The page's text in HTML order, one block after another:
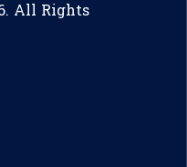
All Rights